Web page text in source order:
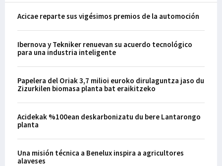
Acicae reparte sus vigésimos premios de la automoción
Ibernova y Tekniker renuevan su acuerdo tecnológico
para una industria inteligente
Papelera del Oriak 3,7 milioi euroko dirulaguntza jaso du
Zizurkilen biomasa planta bat eraikitzeko
Acidekak %100ean deskarbonizatu du bere Lantarongo
planta
Una misión técnica a Benelux inspira a agricultores
alaveses